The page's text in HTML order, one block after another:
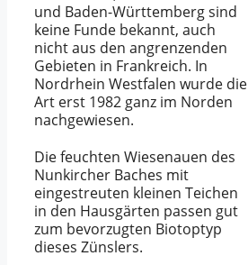
und Baden-Württemberg sind
keine Funde bekannt, auch
nicht aus den angrenzenden
Gebieten in Frankreich. In
Nordrhein Westfalen wurde die
Art erst 1982 ganz im Norden
nachgewiesen.
Die feuchten Wiesenauen des
Nunkircher Baches mit
eingestreuten kleinen Teichen
in den Hausgärten passen gut
zum bevorzugten Biotoptyp
dieses Zünslers.